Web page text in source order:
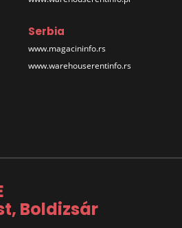
Serbia
www.magacininfo.rs
www.warehouserentinfo.rs
Boldizsár